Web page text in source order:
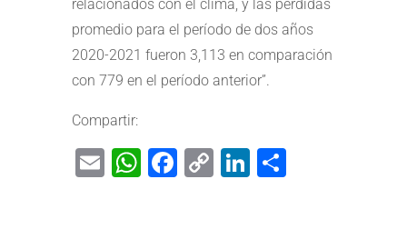
relacionados con el clima, y las pérdidas
promedio para el período de dos años
2020-2021 fueron 3,113 en comparación
con 779 en el período anterior”.
Compartir:
EmailWhatsApp
Facebook
CopyLinkedIn